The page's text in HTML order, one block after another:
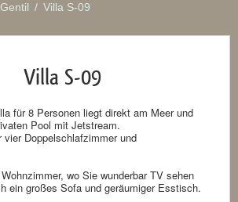
/ Villa S-09
Villa S-09
für 8 Personen liegt direkt am Meer und
Pool mit Jetstream.
vier Doppelschlafzimmer und
wo Sie wunderbar TV sehen
ein großes Sofa und geräumiger Esstisch.